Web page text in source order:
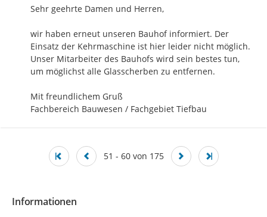
Sehr geehrte Damen und Herren,
wir haben erneut unseren Bauhof informiert. Der
Einsatz der Kehrmaschine ist hier leider nicht möglich.
Unser Mitarbeiter des Bauhofs wird sein bestes tun,
um möglichst alle Glasscherben zu entfernen.
Mit freundlichem Gruß
Fachbereich Bauwesen / Fachgebiet Tiefbau
51 - 60 von 175
Informationen